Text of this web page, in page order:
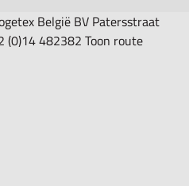
België BV Patersstraat
(0)14 482382 Toon route